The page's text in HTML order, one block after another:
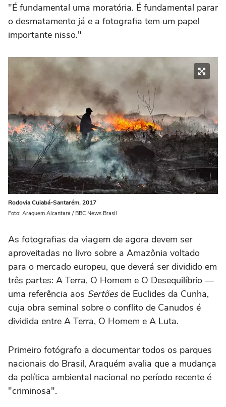
"É fundamental uma moratória. É fundamental parar
o desmatamento já e a fotografia tem um papel
importante nisso."
Rodovia Cuiabá-Santarém. 2017
Foto: Araquem Alcantara / BBC News Brasil
As fotografias da viagem de agora devem ser
aproveitadas no livro sobre a Amazônia voltado
para o mercado europeu, que deverá ser dividido em
três partes: A Terra, O Homem e O Desequilíbrio —
uma referência aos Sertõesde Euclides da Cunha,
cuja obra seminal sobre o conflito de Canudos é
dividida entre A Terra, O Homem e A Luta.
Primeiro fotógrafo a documentar todos os parques
nacionais do Brasil, Araquém avalia que a mudança
da política ambiental nacional no período recente é
"criminosa".